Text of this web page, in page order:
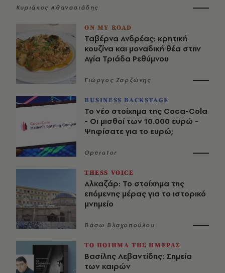
Κυριάκος Αθανασιάδης
ON MY ROAD
Ταβέρνα Ανδρέας: κρητική
κουζίνα και μοναδική θέα στην
Αγία Τριάδα Ρεθύμνου
Γιώργος Ζαρζώνης
BUSINESS BACKSTAGE
Το νέο στοίχημα της Coca-Cola
- Οι μισθοί των 10.000 ευρώ -
Ψηφίσατε για το ευρώ;
Operator
THESS VOICE
Αλκαζάρ: Το στοίχημα της
επόμενης μέρας για το ιστορικό
μνημείο
Βάσω Βλαχοπούλου
ΤΟ ΠΟΙΗΜΑ ΤΗΣ ΗΜΕΡΑΣ
Βασίλης Λεβαντίδης: Σημεία
των καιρών